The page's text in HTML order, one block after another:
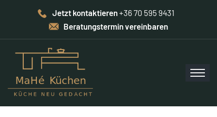
Jetzt kontaktieren+36 70 595 9431
Beratungstermin vereinbaren